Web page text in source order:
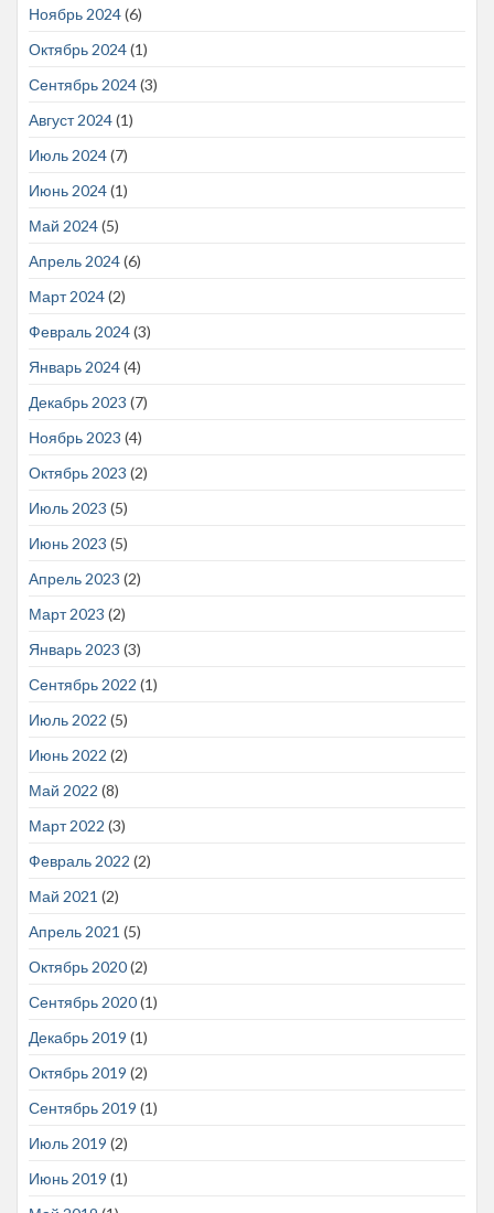
Ноябрь 2024(6)
Октябрь 2024(1)
Сентябрь 2024(3)
Август 2024(1)
Июль 2024(7)
Июнь 2024(1)
Май 2024(5)
Апрель 2024(6)
Март 2024(2)
Февраль 2024(3)
Январь 2024(4)
Декабрь 2023 (7)
Ноябрь 2023 (4)
Октябрь 2023 (2)
Июль 2023 (5)
Июнь 2023 (5)
Апрель 2023 (2)
Март 2023 (2)
Январь 2023 (3)
Сентябрь 2022 (1)
Июль 2022 (5)
Июнь 2022 (2)
Май 2022 (8)
Март 2022 (3)
Февраль 2022 (2)
Май 2021 (2)
Апрель 2021 (5)
Октябрь 2020(2)
Сентябрь 2020(1)
Декабрь 2019 (1)
Октябрь 2019 (2)
Сентябрь 2019 (1)
Июль 2019 (2)
Июнь 2019 (1)